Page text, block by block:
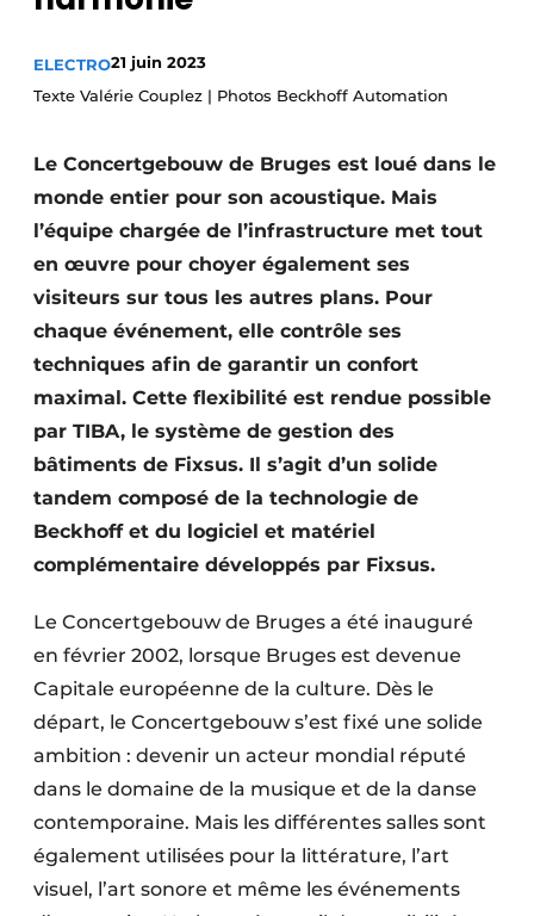
S’inscrire
Termes et conditions
ELECTRO21 juin 2023
Texte Valérie Couplez | Photos Beckhoff Automation
Le Concertgebouw de Bruges est loué dans le
monde entier pour son acoustique. Mais
l’équipe chargée de l’infrastructure met tout
en œuvre pour choyer également ses
visiteurs sur tous les autres plans. Pour
chaque événement, elle contrôle ses
techniques afin de garantir un confort
maximal. Cette flexibilité est rendue possible
par TIBA, le système de gestion des
bâtiments de Fixsus. Il s’agit d’un solide
tandem composé de la technologie de
Beckhoff et du logiciel et matériel
complémentaire développés par Fixsus.
Le Concertgebouw de Bruges a été inauguré
en février 2002, lorsque Bruges est devenue
Capitale européenne de la culture. Dès le
départ, le Concertgebouw s’est fixé une solide
ambition : devenir un acteur mondial réputé
dans le domaine de la musique et de la danse
contemporaine. Mais les différentes salles sont
également utilisées pour la littérature, l’art
visuel, l’art sonore et même les événements